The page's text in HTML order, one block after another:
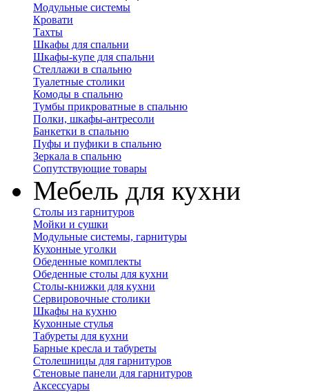
Модульные системы
Кровати
Тахты
Шкафы для спальни
Шкафы-купе для спальни
Стеллажи в спальню
Туалетные столики
Комоды в спальню
Тумбы прикроватные в спальню
Полки, шкафы-антресоли
Банкетки в спальню
Пуфы и пуфики в спальню
Зеркала в спальню
Сопутствующие товары
Мебель для кухни
Столы из гарнитуров
Мойки и сушки
Модульные системы, гарнитуры
Кухонные уголки
Обеденные комплекты
Обеденные столы для кухни
Столы-книжки для кухни
Сервировочные столики
Шкафы на кухню
Кухонные стулья
Табуреты для кухни
Барные кресла и табуреты
Столешницы для гарнитуров
Стеновые панели для гарнитуров
Аксессуары